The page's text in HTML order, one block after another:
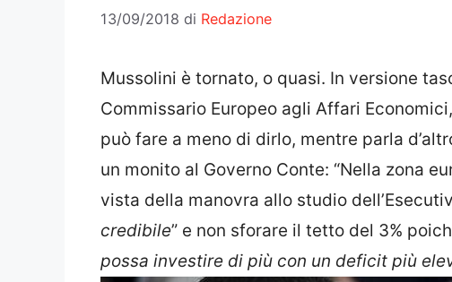
13/09/2018 di Redazione
Mussolini è tornato, o quasi. In versione
Commissario Europeo agli Affari Economici,
può fare a meno di dirlo, mentre parla
un monito al Governo Conte: “Nella zona
vista della manovra allo studio
credibile” e non sforare il tetto del 3%
possa investire di più con un deficit più